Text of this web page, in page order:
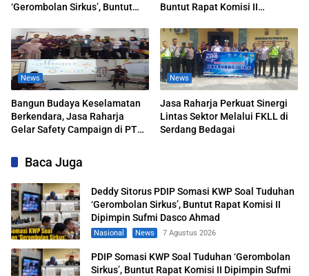
‘Gerombolan Sirkus’, Buntut
Dasco Ahmad
Buntut Rapat Komisi II
News
Bangun Budaya Keselamatan
Berkendara, Jasa Raharja
Gelar Safety Campaign di PT
News
Jasa Raharja Perkuat Sinergi
Lintas Sektor Melalui FKLL di
Serdang Bedagai
Baca Juga
Deddy Sitorus PDIP Somasi KWP Soal Tuduhan
‘Gerombolan Sirkus’, Buntut Rapat Komisi II
Dipimpin Sufmi Dasco Ahmad
Nasional News 7 Agustus 2026
PDIP Somasi KWP Soal Tuduhan ‘Gerombolan
Sirkus’, Buntut Rapat Komisi II Dipimpin Sufmi